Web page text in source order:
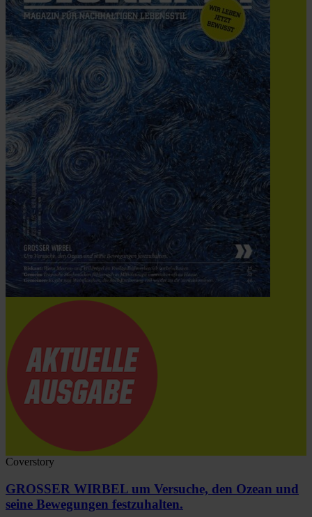
Coverstory
GROSSER WIRBEL um Versuche, den Ozean und
seine Bewegungen festzuhalten.